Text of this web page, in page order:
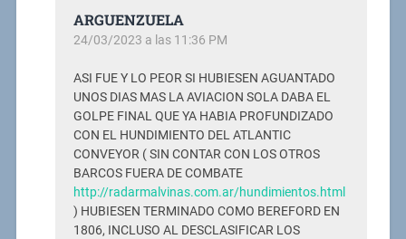
ARGUENZUELA
24/03/2023 a las 11:36 PM
ASI FUE Y LO PEOR SI HUBIESEN AGUANTADO
UNOS DIAS MAS LA AVIACION SOLA DABA EL
GOLPE FINAL QUE YA HABIA PROFUNDIZADO
CON EL HUNDIMIENTO DEL ATLANTIC
CONVEYOR ( SIN CONTAR CON LOS OTROS
BARCOS FUERA DE COMBATE
http://radarmalvinas.com.ar/hundimientos.html
) HUBIESEN TERMINADO COMO BEREFORD EN
1806, INCLUSO AL DESCLASIFICAR LOS